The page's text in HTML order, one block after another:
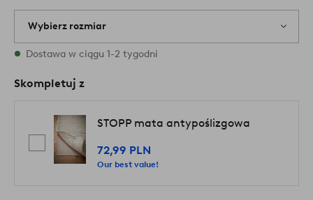
Wybierz rozmiar
1 rozmiary są dostępne w magazynie
Dostawa w ciągu 1-2 tygodni
Skompletuj z
STOPP mata antypoślizgowa
72,99 PLN
Our best value!